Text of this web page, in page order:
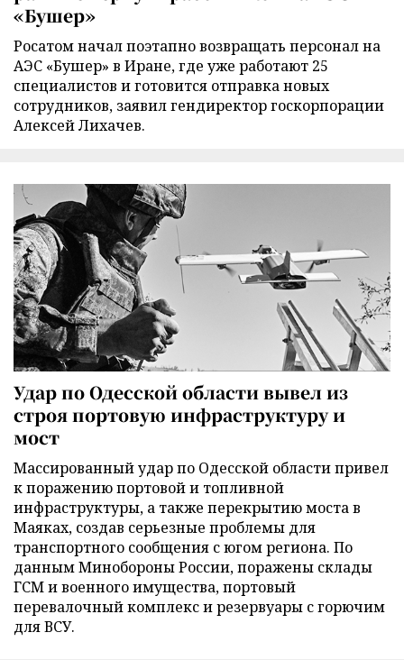
«Бушер»
Росатом начал поэтапно возвращать персонал на
АЭС «Бушер» в Иране, где уже работают 25
специалистов и готовится отправка новых
сотрудников, заявил гендиректор госкорпорации
Алексей Лихачев.
Удар по Одесской области вывел из
строя портовую инфраструктуру и
мост
Массированный удар по Одесской области привел
к поражению портовой и топливной
инфраструктуры, а также перекрытию моста в
Маяках, создав серьезные проблемы для
транспортного сообщения с югом региона. По
данным Минобороны России, поражены склады
ГСМ и военного имущества, портовый
перевалочный комплекс и резервуары с горючим
для ВСУ.